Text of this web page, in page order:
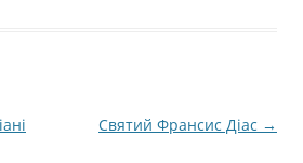
Святий Франсис Діас →